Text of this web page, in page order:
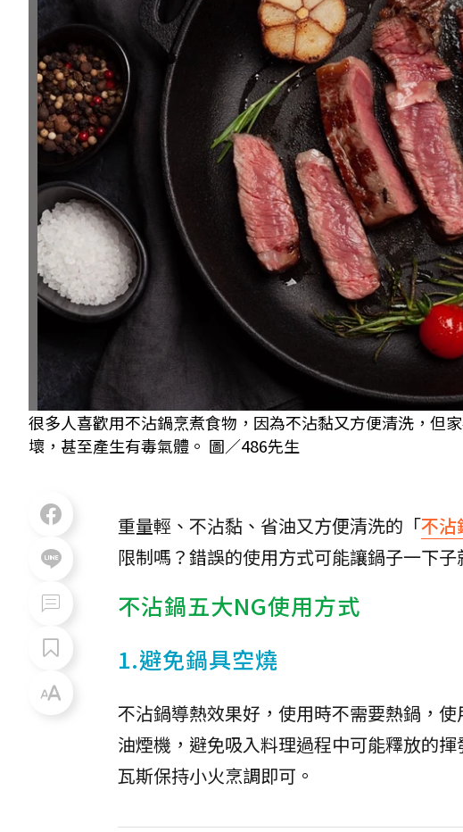
很多人喜歡用不沾鍋烹煮食物，因為不沾黏又方便清洗，但
壞，甚至產生有毒氣體。 圖／486先生
重量輕、不沾黏、省油又方便清洗的「不沾
限制嗎？錯誤的使用方式可能讓鍋子一下子
不沾鍋五大NG使用方式
1.避免鍋具空燒
不沾鍋導熱效果好，使用時不需要熱鍋，
油煙機，避免吸入料理過程中可能釋放的
瓦斯保持小火烹調即可。